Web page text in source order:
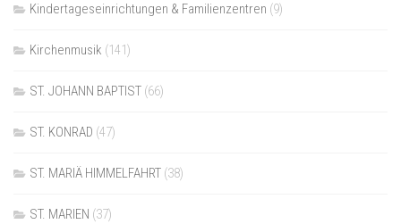
Kindertageseinrichtungen & Familienzentren (9)
Kirchenmusik (141)
ST. JOHANN BAPTIST (66)
ST. KONRAD (47)
ST. MARIÄ HIMMELFAHRT (38)
ST. MARIEN (37)